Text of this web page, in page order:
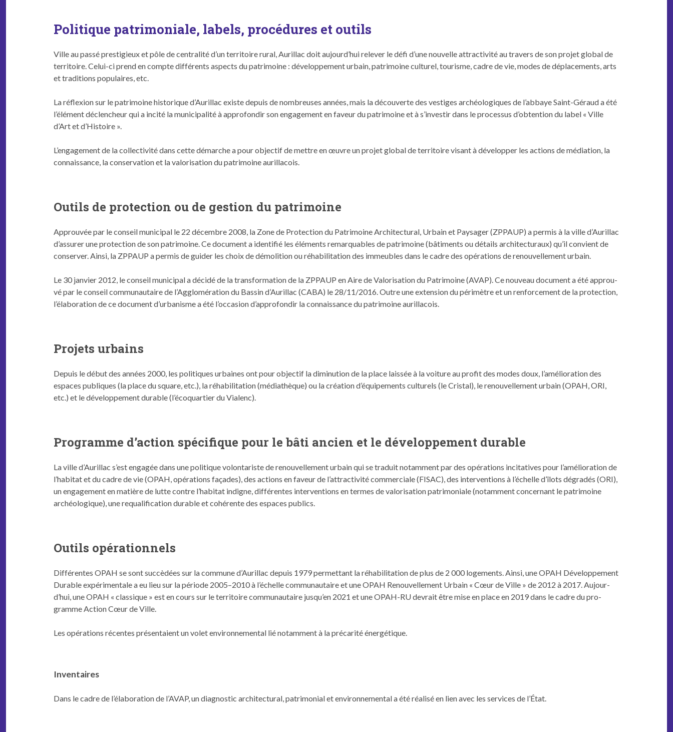
Politique patrimoniale, labels, procédures et outils
Ville au passé pres­tigieux et pôle de cen­tral­ité d’un ter­ri­toire rur­al, Auril­lac doit aujour­d’hui relever le défi d’une nou­velle attrac­tiv­ité au tra­vers de son pro­jet glob­al de
ter­ri­toire. Celui-ci prend en compte dif­férents aspects du pat­ri­moine : développe­ment urbain, pat­ri­moine cul­turel, tourisme, cadre de vie, modes de déplace­ments, arts
et tra­di­tions pop­u­laires, etc.
La réflex­ion sur le pat­ri­moine his­torique d’Au­ril­lac existe depuis de nom­breuses années, mais la décou­verte des ves­tiges archéologiques de l’ab­baye Saint-Géraud a été
l’élément déclencheur qui a incité la munic­i­pal­ité à appro­fondir son engage­ment en faveur du pat­ri­moine et à s’in­ve­stir dans le proces­sus d’ob­ten­tion du label « Ville
d’Art et d’Histoire ».
L’en­gage­ment de la col­lec­tiv­ité dans cette démarche a pour objec­tif de met­tre en œuvre un pro­jet glob­al de ter­ri­toire visant à dévelop­per les actions de médi­a­tion, la
con­nais­sance, la con­ser­va­tion et la val­ori­sa­tion du pat­ri­moine aurillacois.
Outils de protection ou de gestion du patrimoine
Approu­vée par le con­seil munic­i­pal le 22 décem­bre 2008, la Zone de Pro­tec­tion du Pat­ri­moine Archi­tec­tur­al, Urbain et Paysager (ZPPAUP) a per­mis à la ville d’Au­ril­lac
d’as­sur­er une pro­tec­tion de son pat­ri­moine. Ce doc­u­ment a iden­ti­fié les élé­ments remar­quables de pat­ri­moine (bâti­ments ou détails archi­tec­turaux) qu’il con­vient de
con­serv­er. Ain­si, la ZPPAUP a per­mis de guider les choix de démo­li­tion ou réha­bil­i­ta­tion des immeubles dans le cadre des opéra­tions de renou­velle­ment urbain.
Le 30 jan­vi­er 2012, le con­seil munic­i­pal a décidé de la trans­for­ma­tion de la ZPPAUP en Aire de Val­ori­sa­tion du Pat­ri­moine (AVAP). Ce nou­veau doc­u­ment a été approu­
vé par le con­seil com­mu­nau­taire de l’Ag­gloméra­tion du Bassin d’Au­ril­lac (CABA) le 28/11/2016. Out­re une exten­sion du périmètre et un ren­force­ment de la pro­tec­tion,
l’élab­o­ra­tion de ce doc­u­ment d’ur­ban­isme a été l’oc­ca­sion d’ap­pro­fondir la con­nais­sance du pat­ri­moine aurillacois.
Projets urbains
Depuis le début des années 2000, les poli­tiques urbaines ont pour objec­tif la diminu­tion de la place lais­sée à la voiture au prof­it des modes doux, l’amélio­ra­tion des
espaces publiques (la place du square, etc.), la réha­bil­i­ta­tion (médiathèque) ou la créa­tion d’équipements cul­turels (le Cristal), le renou­velle­ment urbain (OPAH, ORI,
etc.) et le développe­ment durable (l’é­co­quarti­er du Vialenc).
Programme d’action spécifique pour le bâti ancien et le développement durable
La ville d’Au­ril­lac s’est engagée dans une poli­tique volon­tariste de renou­velle­ment urbain qui se traduit notam­ment par des opéra­tions inci­ta­tives pour l’amélio­ra­tion de
l’habi­tat et du cadre de vie (OPAH, opéra­tions façades), des actions en faveur de l’at­trac­tiv­ité com­mer­ciale (FISAC), des inter­ven­tions à l’échelle d’îlots dégradés (ORI),
un engage­ment en matière de lutte con­tre l’habi­tat indigne, dif­férentes inter­ven­tions en ter­mes de val­ori­sa­tion pat­ri­mo­ni­ale (notam­ment con­cer­nant le pat­ri­moine
archéologique), une requal­i­fi­ca­tion durable et cohérente des espaces publics.
Outils opérationnels
Dif­férentes OPAH se sont suc­cèdées sur la com­mune d’Au­ril­lac depuis 1979 per­me­t­tant la réha­bil­i­ta­tion de plus de 2 000 loge­ments. Ain­si, une OPAH Développe­ment
Durable expéri­men­tale a eu lieu sur la péri­ode 2005–2010 à l’échelle com­mu­nau­taire et une OPAH Renou­velle­ment Urbain « Cœur de Ville » de 2012 à 2017. Aujour­
d’hui, une OPAH « clas­sique » est en cours sur le ter­ri­toire com­mu­nau­taire jusqu’en 2021 et une OPAH-RU devrait être mise en place en 2019 dans le cadre du pro­
gramme Action Cœur de Ville.
Les opéra­tions récentes présen­taient un volet envi­ron­nemen­tal lié notam­ment à la pré­car­ité énergétique.
Inventaires
Dans le cadre de l’élab­o­ra­tion de l’AVAP, un diag­nos­tic archi­tec­tur­al, pat­ri­mo­ni­al et envi­ron­nemen­tal a été réal­isé en lien avec les ser­vices de l’État.